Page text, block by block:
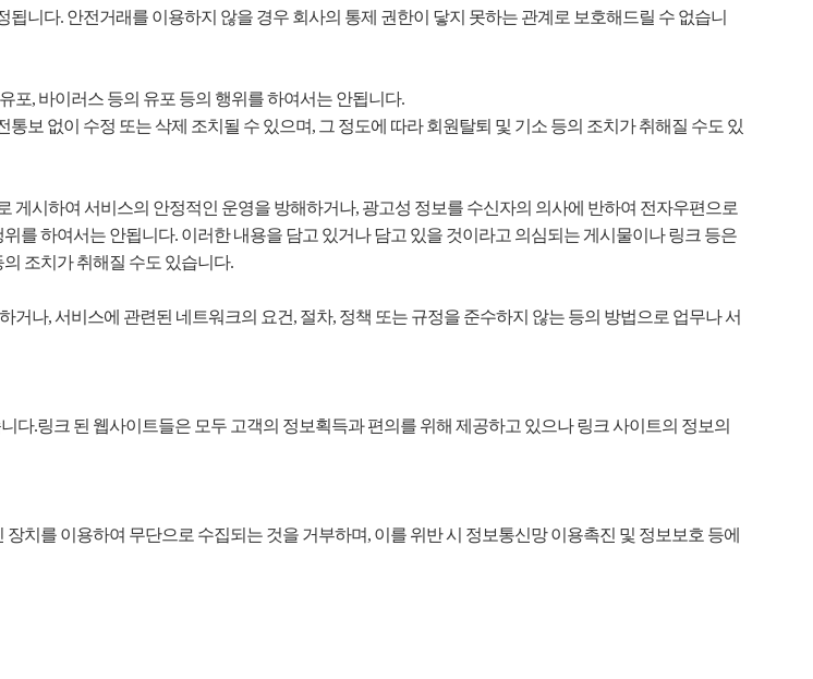
니다. 안전거래를 이용하지 않을 경우 회사의 통제 권한이 닿지 못하는 관계로 보호해드릴 수 없습니
포, 바이러스 등의 유포 등의 행위를 하여서는 안됩니다.
보 없이 수정 또는 삭제 조치될 수 있으며, 그 정도에 따라 회원탈퇴 및 기소 등의 조치가 취해질 수도 있
시하여 서비스의 안정적인 운영을 방해하거나, 광고성 정보를 수신자의 의사에 반하여 전자우편으로
를 하여서는 안됩니다. 이러한 내용을 담고 있거나 담고 있을 것이라고 의심되는 게시물이나 링크 등은
조치가 취해질 수도 있습니다.
나, 서비스에 관련된 네트워크의 요건, 절차, 정책 또는 규정을 준수하지 않는 등의 방법으로 업무나 서
.링크 된 웹사이트들은 모두 고객의 정보획득과 편의를 위해 제공하고 있으나 링크 사이트의 정보의
치를 이용하여 무단으로 수집되는 것을 거부하며, 이를 위반 시 정보통신망 이용촉진 및 정보보호 등에